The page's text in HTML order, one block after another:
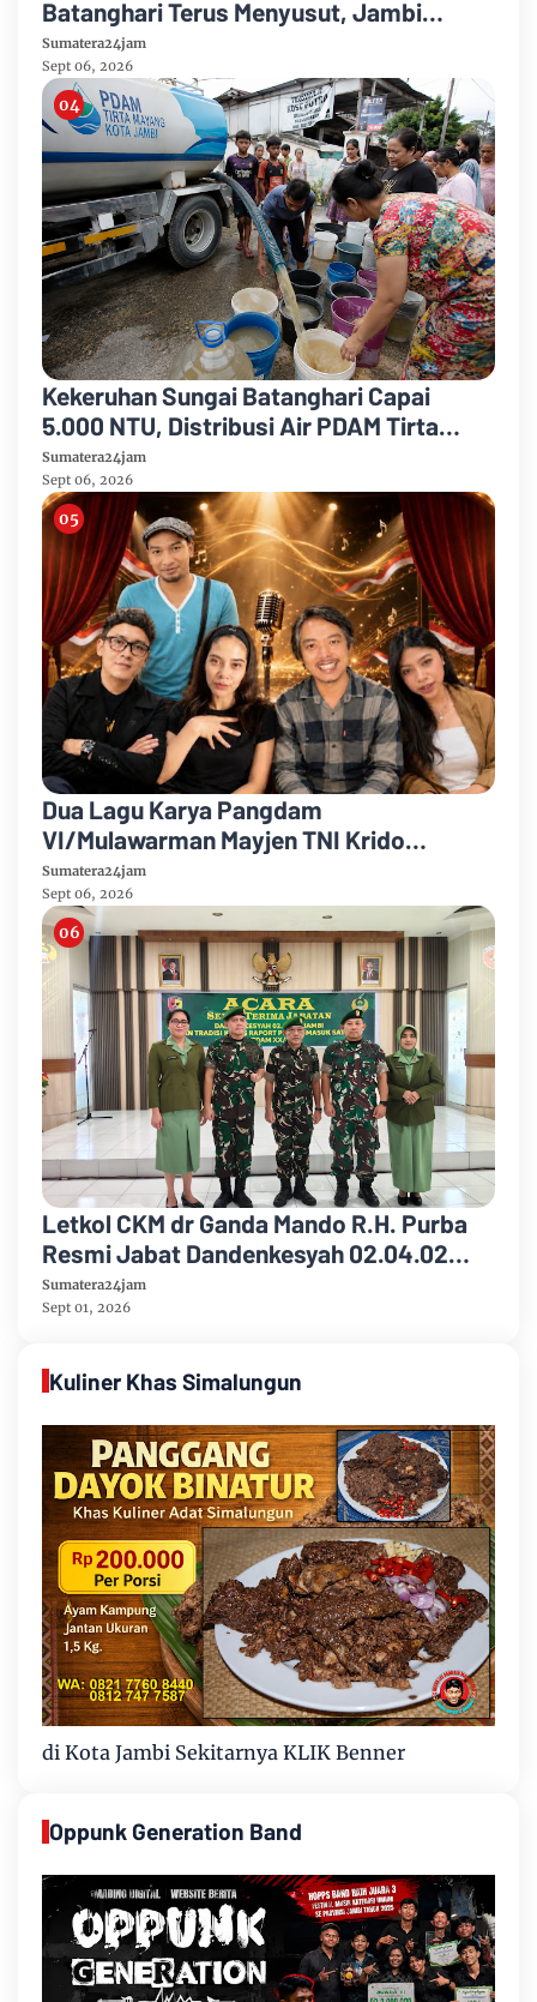
Batanghari Terus Menyusut, Jambi
Hadapi Ancaman Krisis Air Bersih dan
Karhutla
Sumatera24jam
Sept 06, 2026
Kekeruhan Sungai Batanghari Capai
5.000 NTU, Distribusi Air PDAM Tirta
Mayang di Sejumlah Wilayah Terganggu
Sumatera24jam
Sept 06, 2026
Dua Lagu Karya Pangdam
VI/Mulawarman Mayjen TNI Krido
Pramono Jadi Ikon Singing Competition
HUT Ke-81 RI
Sumatera24jam
Sept 06, 2026
Letkol CKM dr Ganda Mando R.H. Purba
Resmi Jabat Dandenkesyah 02.04.02
Jambi, Awal Penugasan Diwarnai Misi
Satgas ke Mesir
Sumatera24jam
Sept 01, 2026
Kuliner Khas Simalungun
di Kota Jambi Sekitarnya KLIK Benner
Oppunk Generation Band